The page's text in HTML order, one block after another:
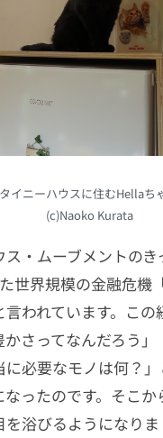
タイニーハウスに住むHellaち
(c)Naoko Kurata
ス・ムーブメントの
世界規模の金融危機
言われています。この
さってなんだろう」
に必要なモノは何？
ったのです。そこか
を浴びるようになり